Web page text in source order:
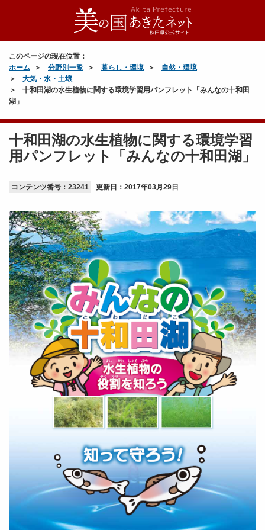
このページの現在位置：
ホーム
分野別一覧 暮らし・環境
自然・環境
大気・水・土壌
十和田湖の水生植物に関する環境学習用パンフレット「みんなの十和田
湖」
十和田湖の水生植物に関する環境学習
用パンフレット「みんなの十和田湖」
コンテンツ番号：23241 更新日： 2017年03月29日